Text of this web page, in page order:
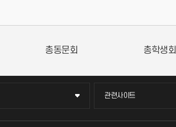
평생교육트라이버시티 창업지원단
관련사이트
관련사이트
국방헬프콜